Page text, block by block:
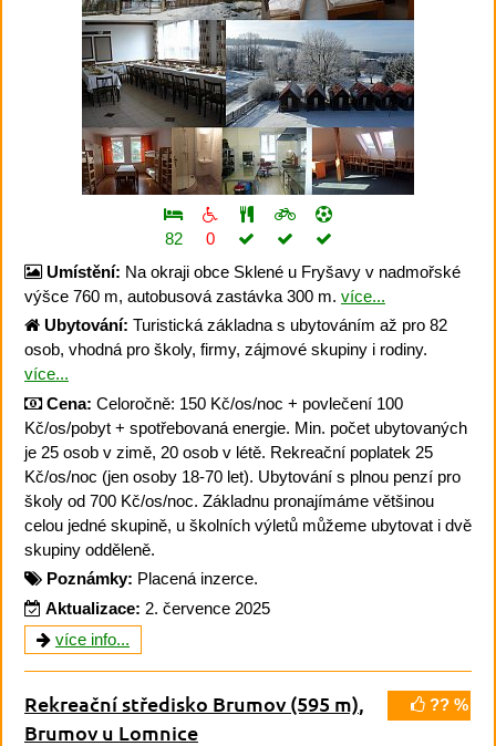
82
0
Umístění: Na okraji obce Sklené u Fryšavy v nadmořské
výšce 760 m, autobusová zastávka 300 m. více...
Ubytování: Turistická základna s ubytováním až pro 82
osob, vhodná pro školy, firmy, zájmové skupiny i rodiny.
více...
Cena: Celoročně: 150 Kč/os/noc + povlečení 100
Kč/os/pobyt + spotřebovaná energie. Min. počet ubytovaných
je 25 osob v zimě, 20 osob v létě. Rekreační poplatek 25
Kč/os/noc (jen osoby 18-70 let). Ubytování s plnou penzí pro
školy od 700 Kč/os/noc. Základnu pronajímáme většinou
celou jedné skupině, u školních výletů můžeme ubytovat i dvě
skupiny odděleně.
Poznámky: Placená inzerce.
Aktualizace: 2. července 2025
více info...
?? %
Rekreační středisko Brumov (595 m),
Brumov u Lomnice